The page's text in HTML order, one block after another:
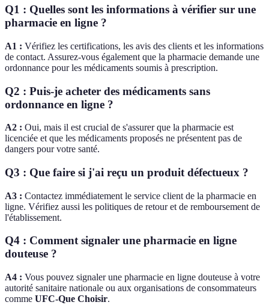
Q1 : Quelles sont les informations à vérifier sur une
pharmacie en ligne ?
A1 : Vérifiez les certifications, les avis des clients et les informations
de contact. Assurez-vous également que la pharmacie demande une
ordonnance pour les médicaments soumis à prescription.
Q2 : Puis-je acheter des médicaments sans
ordonnance en ligne ?
A2 : Oui, mais il est crucial de s'assurer que la pharmacie est
licenciée et que les médicaments proposés ne présentent pas de
dangers pour votre santé.
Q3 : Que faire si j'ai reçu un produit défectueux ?
A3 : Contactez immédiatement le service client de la pharmacie en
ligne. Vérifiez aussi les politiques de retour et de remboursement de
l'établissement.
Q4 : Comment signaler une pharmacie en ligne
douteuse ?
A4 : Vous pouvez signaler une pharmacie en ligne douteuse à votre
autorité sanitaire nationale ou aux organisations de consommateurs
comme UFC-Que Choisir.